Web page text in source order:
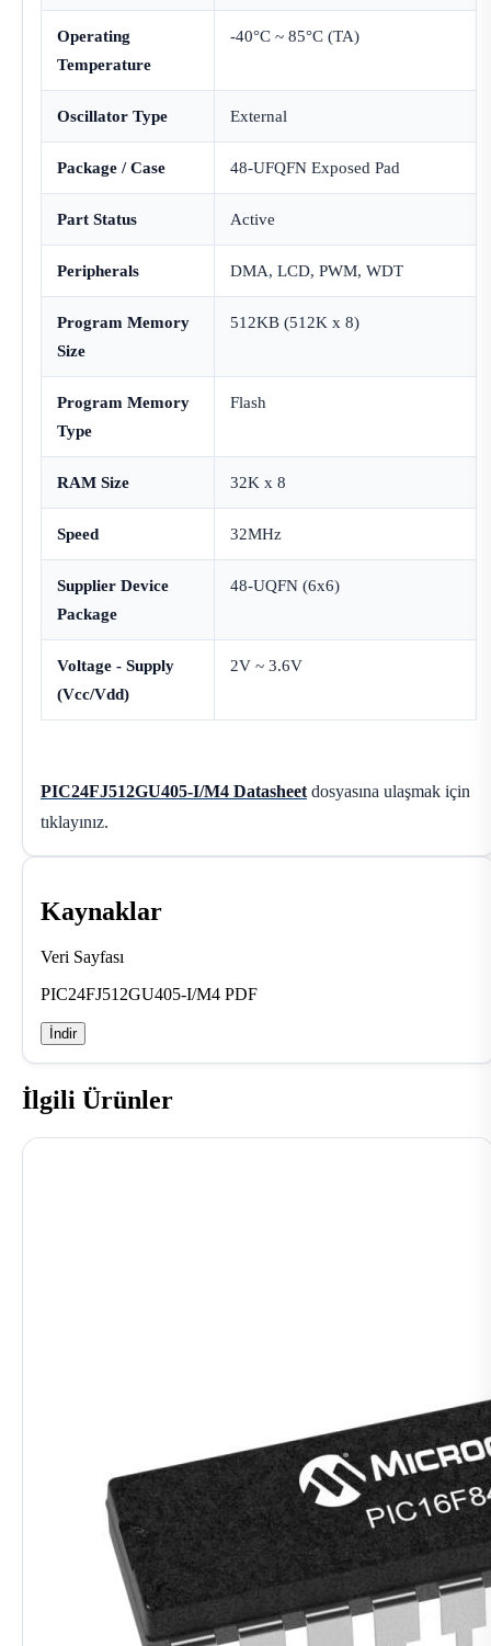
Operating
Temperature
-40°C ~ 85°C (TA)
Oscillator Type External
Package / Case 48-UFQFN Exposed Pad
Part Status Active
Peripherals DMA, LCD, PWM, WDT
Program Memory
Size
512KB (512K x 8)
Program Memory
Type
Flash
RAM Size 32K x 8
Speed 32MHz
Supplier Device
Package
48-UQFN (6x6)
Voltage - Supply
(Vcc/Vdd)
2V ~ 3.6V
PIC24FJ512GU405-I/M4 Datasheet dosyasına ulaşmak için
tıklayınız.
Kaynaklar
Veri Sayfası
PIC24FJ512GU405-I/M4 PDF
İndir
İlgili Ürünler